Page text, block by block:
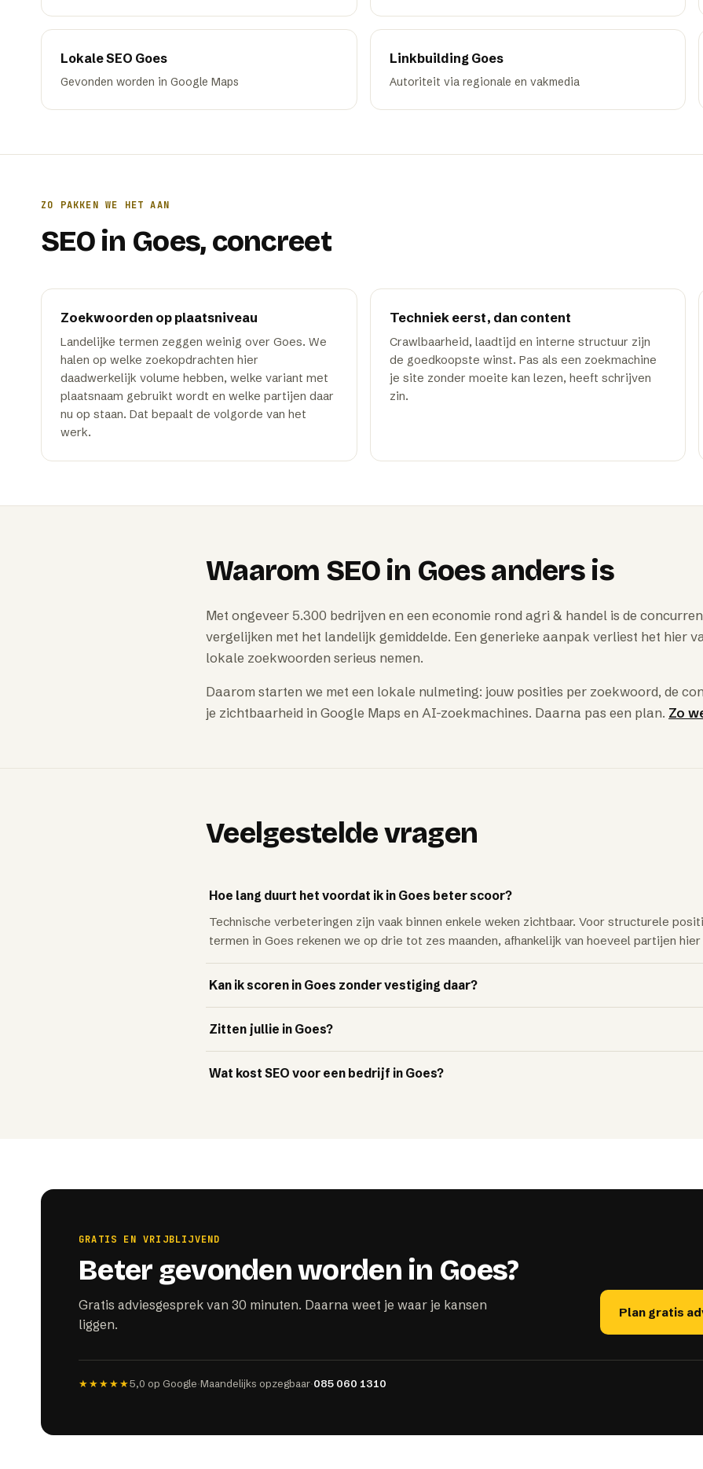
Lokale SEO Goes
Gevonden worden in Google Maps
Linkbuilding Goes
Autoriteit via regionale en vakmedia
ZO PAKKEN WE HET AAN
SEOin Goes, concreet
Zoekwoorden op plaatsniveau
Landelijke termen zeggen weinig over Goes. We
halen op welke zoekopdrachten hier
daadwerkelijk volume hebben, welke variant met
plaatsnaam gebruikt wordt en welke partijen daar
nu op staan. Dat bepaalt de volgorde van het
werk.
Techniek eerst, dan content
Crawlbaarheid, laadtijd en interne structuur zijn
de goedkoopste winst. Pas als een zoekmachine
je site zonder moeite kan lezen, heeft schrijven
zin.
Waarom SEOin Goesanders is
Met ongeveer 5.300 bedrijven en een economie rond agri & handel is de
vergelijken met het landelijk gemiddelde. Een generieke aanpak verliest het hier
lokale zoekwoorden serieus nemen.
Daarom starten we met een lokale nulmeting: jouw posities per zoekwoord, de
je zichtbaarheid in Google Maps en AI-zoekmachines. Daarna pas een plan. Zo
Veelgestelde vragen
Hoe lang duurt het voordat ik in Goes beter scoor?
Technische verbeteringen zijn vaak binnen enkele weken zichtbaar. Voor structurele
termen in Goes rekenen we op drie tot zes maanden, afhankelijk van hoeveel partijen hier
Kan ik scoren in Goes zonder vestiging daar?
Zitten jullie in Goes?
Wat kost SEO voor een bedrijf in Goes?
GRATIS EN VRIJBLIJVEND
Beter gevonden worden in Goes?
Gratis adviesgesprek van 30 minuten. Daarna weet je waar je kansen
liggen.
Plan gratis
★★★★★5,0 op Google·Maandelijks opzegbaar·085 060 1310